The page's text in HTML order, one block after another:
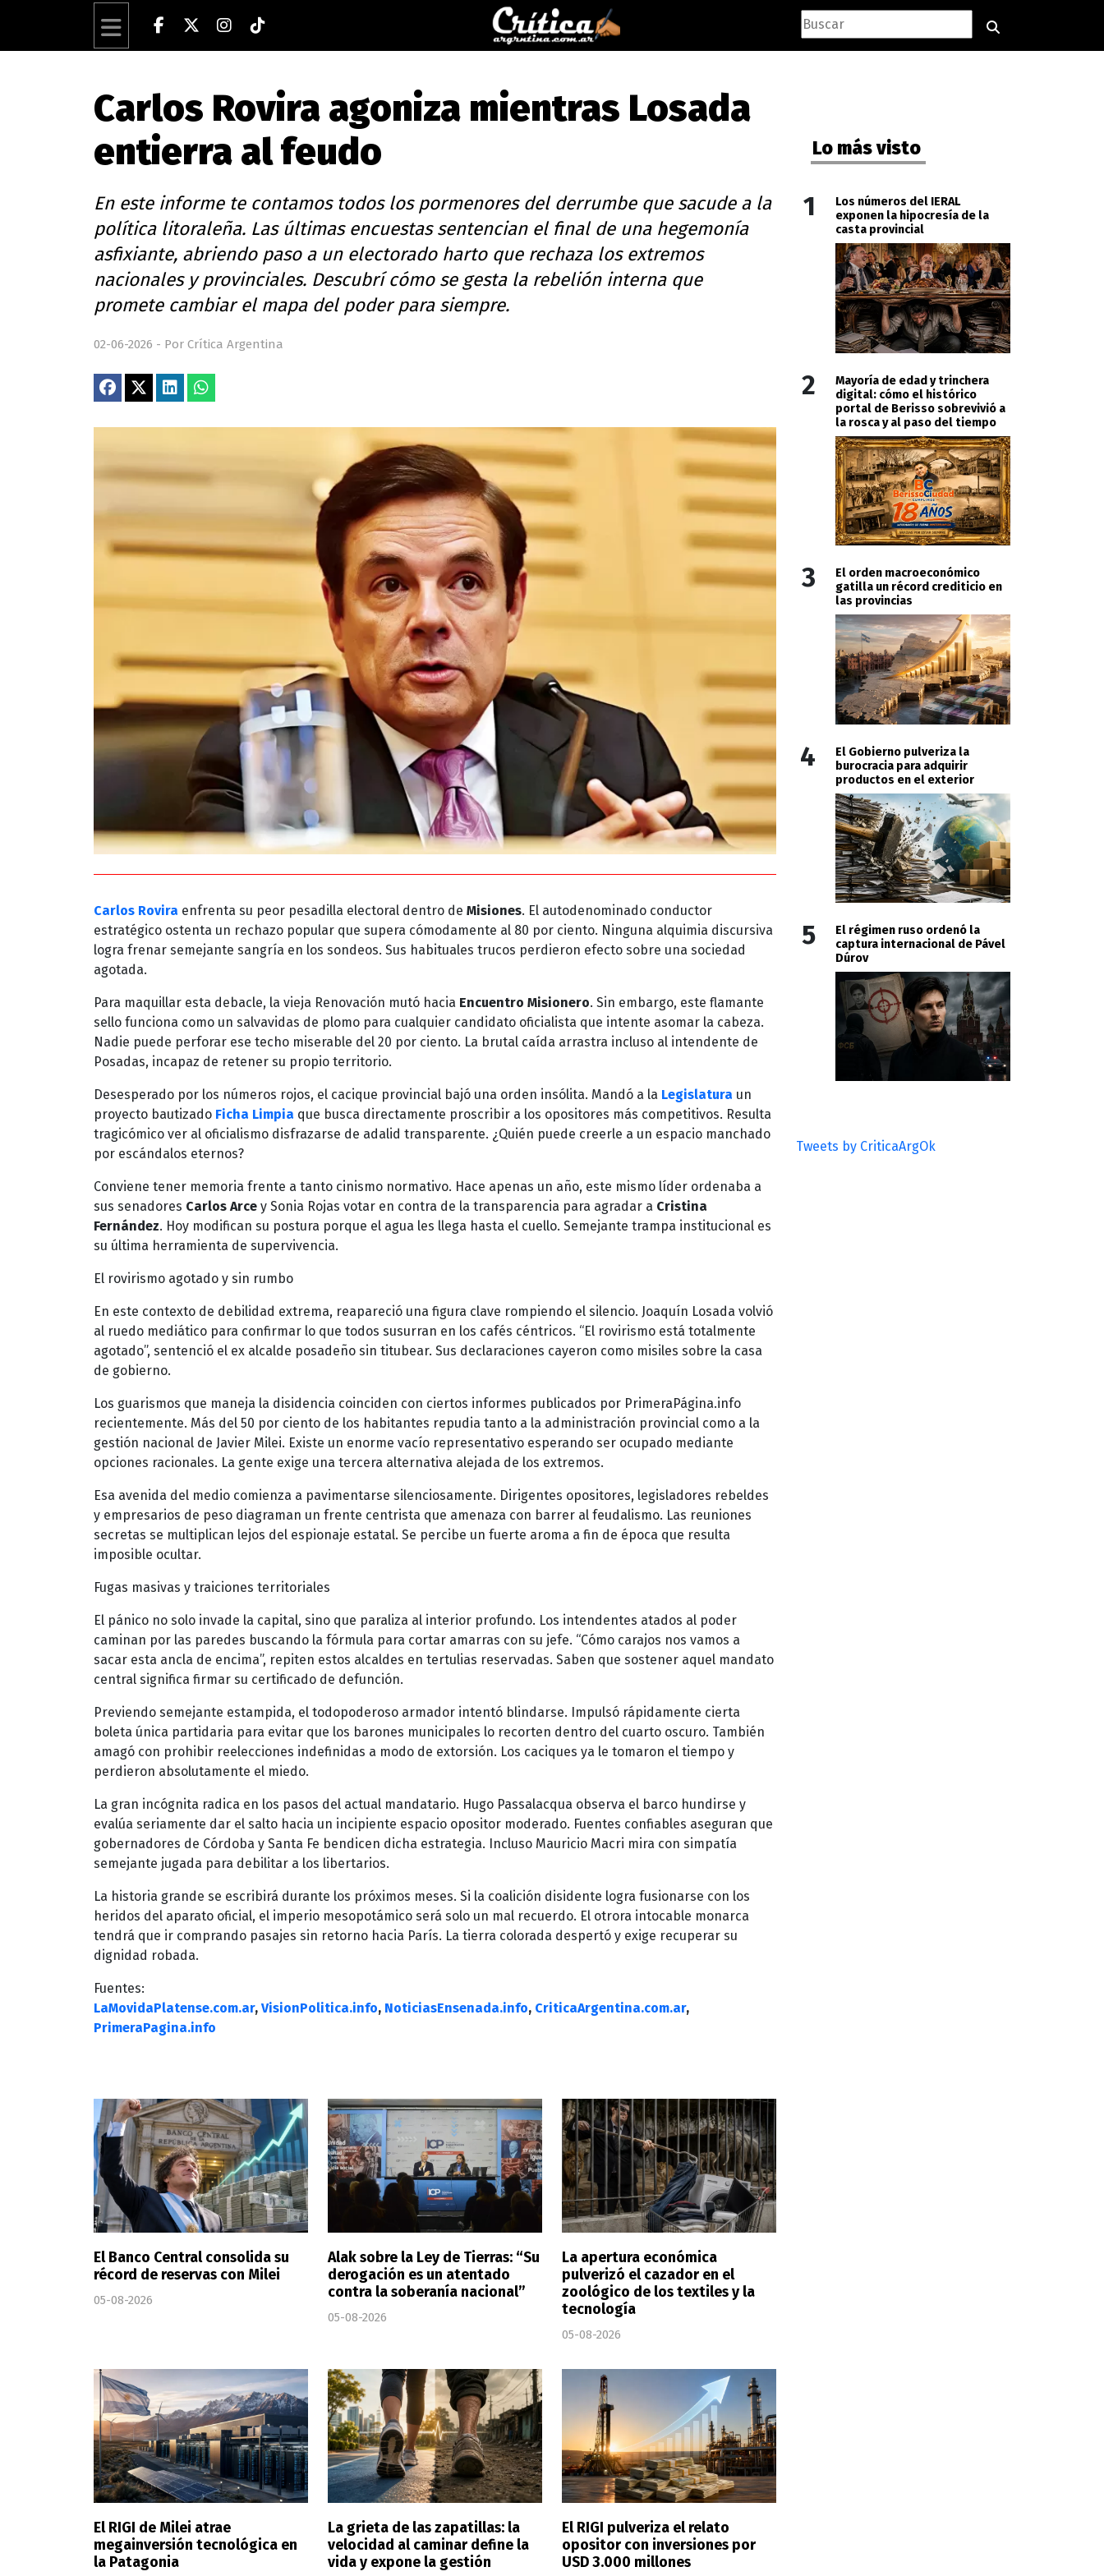
Carlos Rovira agoniza mientras Losada
entierra al feudo
En este informe te contamos todos los pormenores del derrumbe que sacude a la
política litoraleña. Las últimas encuestas sentencian el final de una hegemonía
asfixiante, abriendo paso a un electorado harto que rechaza los extremos
nacionales y provinciales. Descubrí cómo se gesta la rebelión interna que
promete cambiar el mapa del poder para siempre.
02-06-2026 - Por Crítica Argentina
Carlos Rovira enfrenta su peor pesadilla electoral dentro de Misiones. El autodenominado conductor
estratégico ostenta un rechazo popular que supera cómodamente al 80 por ciento. Ninguna alquimia discursiva
logra frenar semejante sangría en los sondeos. Sus habituales trucos perdieron efecto sobre una sociedad
agotada.
Para maquillar esta debacle, la vieja Renovación mutó hacia Encuentro Misionero. Sin embargo, este flamante
sello funciona como un salvavidas de plomo para cualquier candidato oficialista que intente asomar la cabeza.
Nadie puede perforar ese techo miserable del 20 por ciento. La brutal caída arrastra incluso al intendente de
Posadas, incapaz de retener su propio territorio.
Desesperado por los números rojos, el cacique provincial bajó una orden insólita. Mandó a la Legislatura un
proyecto bautizado Ficha Limpia que busca directamente proscribir a los opositores más competitivos. Resulta
tragicómico ver al oficialismo disfrazarse de adalid transparente. ¿Quién puede creerle a un espacio manchado
por escándalos eternos?
Conviene tener memoria frente a tanto cinismo normativo. Hace apenas un año, este mismo líder ordenaba a
sus senadores Carlos Arce y Sonia Rojas votar en contra de la transparencia para agradar a Cristina
Fernández. Hoy modifican su postura porque el agua les llega hasta el cuello. Semejante trampa institucional es
su última herramienta de supervivencia.
El rovirismo agotado y sin rumbo
En este contexto de debilidad extrema, reapareció una figura clave rompiendo el silencio. Joaquín Losada volvió
al ruedo mediático para confirmar lo que todos susurran en los cafés céntricos. “El rovirismo está totalmente
agotado”, sentenció el ex alcalde posadeño sin titubear. Sus declaraciones cayeron como misiles sobre la casa
de gobierno.
Los guarismos que maneja la disidencia coinciden con ciertos informes publicados por PrimeraPágina.info
recientemente. Más del 50 por ciento de los habitantes repudia tanto a la administración provincial como a la
gestión nacional de Javier Milei. Existe un enorme vacío representativo esperando ser ocupado mediante
opciones racionales. La gente exige una tercera alternativa alejada de los extremos.
Esa avenida del medio comienza a pavimentarse silenciosamente. Dirigentes opositores, legisladores rebeldes
y empresarios de peso diagraman un frente centrista que amenaza con barrer al feudalismo. Las reuniones
secretas se multiplican lejos del espionaje estatal. Se percibe un fuerte aroma a fin de época que resulta
imposible ocultar.
Fugas masivas y traiciones territoriales
El pánico no solo invade la capital, sino que paraliza al interior profundo. Los intendentes atados al poder
caminan por las paredes buscando la fórmula para cortar amarras con su jefe. “Cómo carajos nos vamos a
sacar esta ancla de encima”, repiten estos alcaldes en tertulias reservadas. Saben que sostener aquel mandato
central significa firmar su certificado de defunción.
Previendo semejante estampida, el todopoderoso armador intentó blindarse. Impulsó rápidamente cierta
boleta única partidaria para evitar que los barones municipales lo recorten dentro del cuarto oscuro. También
amagó con prohibir reelecciones indefinidas a modo de extorsión. Los caciques ya le tomaron el tiempo y
perdieron absolutamente el miedo.
La gran incógnita radica en los pasos del actual mandatario. Hugo Passalacqua observa el barco hundirse y
evalúa seriamente dar el salto hacia un incipiente espacio opositor moderado. Fuentes confiables aseguran que
gobernadores de Córdoba y Santa Fe bendicen dicha estrategia. Incluso Mauricio Macri mira con simpatía
semejante jugada para debilitar a los libertarios.
La historia grande se escribirá durante los próximos meses. Si la coalición disidente logra fusionarse con los
heridos del aparato oficial, el imperio mesopotámico será solo un mal recuerdo. El otrora intocable monarca
tendrá que ir comprando pasajes sin retorno hacia París. La tierra colorada despertó y exige recuperar su
dignidad robada.
Fuentes:
LaMovidaPlatense.com.ar, VisionPolitica.info, NoticiasEnsenada.info, CriticaArgentina.com.ar,
PrimeraPagina.info
El Banco Central consolida su
récord de reservas con Milei
05-08-2026
Alak sobre la Ley de Tierras: “Su
derogación es un atentado
contra la soberanía nacional”
05-08-2026
La apertura económica
pulverizó el cazador en el
zoológico de los textiles y la
tecnología
05-08-2026
El RIGI de Milei atrae
megainversión tecnológica en
la Patagonia
La grieta de las zapatillas: la
velocidad al caminar define la
vida y expone la gestión
El RIGI pulveriza el relato
opositor con inversiones por
USD 3.000 millones
Lo más visto
1
Los números del IERAL
exponen la hipocresía de la
casta provincial
2
Mayoría de edad y trinchera
digital: cómo el histórico
portal de Berisso sobrevivió a
la rosca y al paso del tiempo
3
El orden macroeconómico
gatilla un récord crediticio en
las provincias
4
El Gobierno pulveriza la
burocracia para adquirir
productos en el exterior
5
El régimen ruso ordenó la
captura internacional de Pável
Dúrov
Tweets by CriticaArgOk